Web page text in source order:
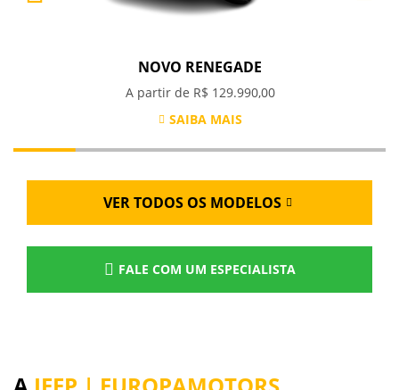
NOVO RENEGADE
A partir de R$ 129.990,00
SAIBA MAIS
VER TODOS OS MODELOS
FALE COM UM ESPECIALISTA